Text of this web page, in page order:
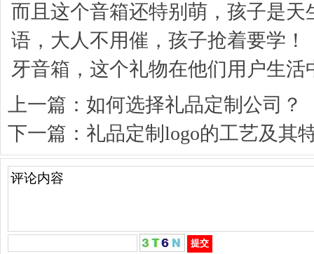
而且这个音箱还特别萌，孩子是
语，大人不用催，孩子抢着要学
牙音箱，这个礼物在他们用户生
上一篇： 如何选择礼品定制公司？
下一篇： 礼品定制logo的工艺及其